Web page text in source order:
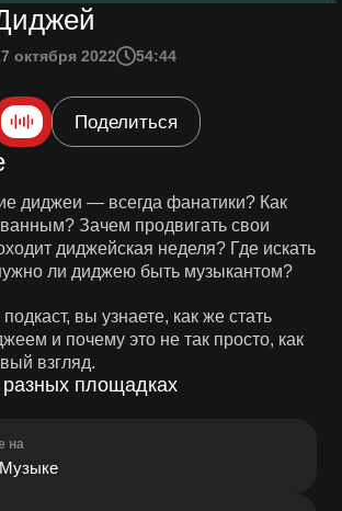
октября 2022 54:44
Поделиться
диджеи — всегда фанатики? Как
Зачем продвигать свои
диджейская неделя? Где искать
ли диджею быть музыкантом?
вы узнаете, как же стать
и почему это не так просто, как
взгляд.
площадках
на